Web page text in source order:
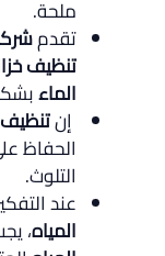
ملحة.
تقدم
تنظيف
الماء
إنتنظيف
الحفاظ
التلوث.
عند
المياه،